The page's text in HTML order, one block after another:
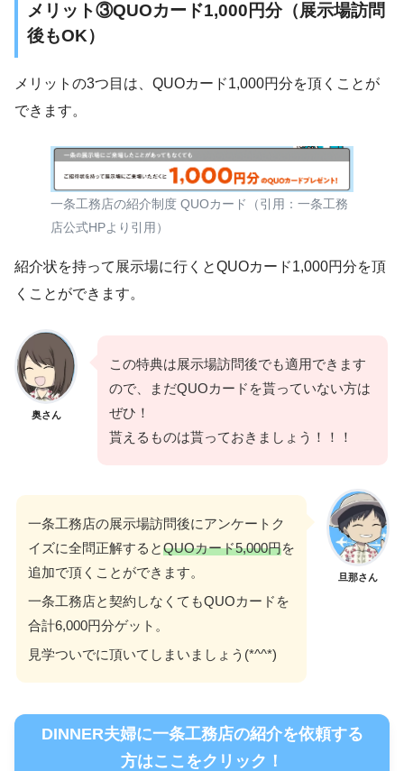
メリット③QUOカード1,000円分（展示場訪問
後もOK）
メリットの3つ目は、QUOカード1,000円分を頂くことが
できます。
一条工務店の紹介制度 QUOカード（引用：一条工務
店公式HPより引用）
紹介状を持って展示場に行くとQUOカード1,000円分を頂
くことができます。
奥さん
この特典は展示場訪問後でも適用できます
ので、まだQUOカードを貰っていない方は
ぜひ！
貰えるものは貰っておきましょう！！！
旦那さん
一条工務店の展示場訪問後にアンケートク
イズに全問正解するとQUOカード5,000円を
追加で頂くことができます。
一条工務店と契約しなくてもQUOカードを
合計6,000円分ゲット。
見学ついでに頂いてしまいましょう(*^^*)
DINNER夫婦に一条工務店の紹介を依頼する
方はここをクリック！